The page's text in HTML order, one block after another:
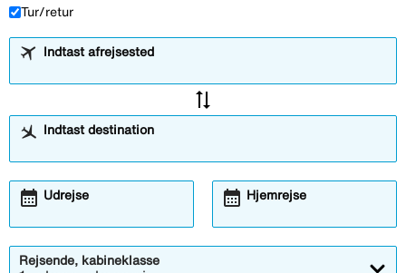
Tur/retur
Indtast afrejsested
sync_alt
Indtast destination
Udrejse
Åbner
calendar_month Hjemrejse
Åbner
calendar_month
Rejsende, kabineklasse